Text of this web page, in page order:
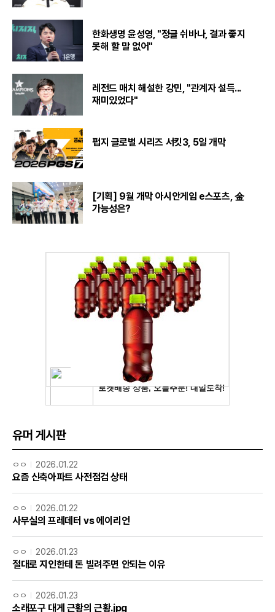
한화생명 윤성영, "정글 쉬바나, 결과 좋지
못해 할 말 없어"
레전드 매치 해설한 강민, "관계자 설득...
재미있었다"
펍지 글로벌 시리즈 서킷3, 5일 개막
[기획] 9월 개막 아시안게임 e스포츠, 金
가능성은?
유머 게시판
ㅇㅇ 2026.01.22
요즘 신축아파트 사전점검 상태
ㅇㅇ 2026.01.22
사무실의 프레데터 vs 에이리언
ㅇㅇ 2026.01.23
절대로 지인한테 돈 빌려주면 안되는 이유
ㅇㅇ 2026.01.23
소래포구 대게 근황의 근황.jpg